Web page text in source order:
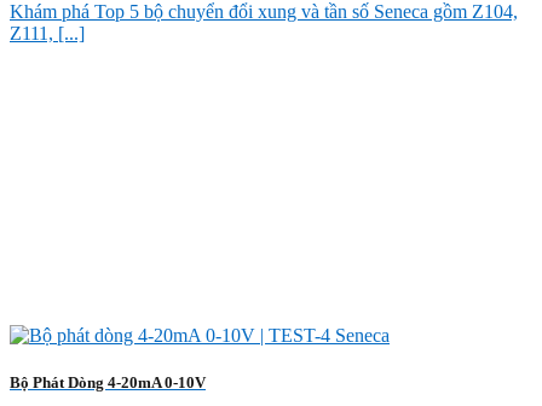
Khám phá Top 5 bộ chuyển đổi xung và tần số Seneca gồm Z104,
Z111, [...]
Bộ Phát Dòng 4-20mA 0-10V